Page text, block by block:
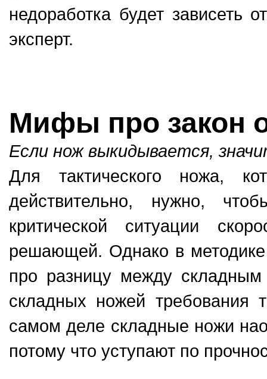
недоработка будет зависеть
эксперт.
Мифы про закон
Если нож выкидывается,
Для тактического ножа,
действительно, нужно,
критической ситуации
решающей. Однако в
про разницу между
складных ножей
самом деле складные ножи
потому что уступают по